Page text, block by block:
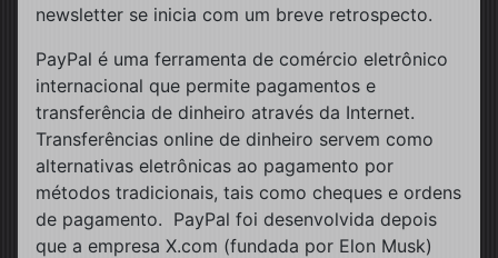
newsletter se inicia com um breve retrospecto.
PayPal é uma ferramenta de comércio eletrônico
internacional que permite pagamentos e
transferência de dinheiro através da Internet.
Transferências online de dinheiro servem como
alternativas eletrônicas ao pagamento por
métodos tradicionais, tais como cheques e ordens
de pagamento. PayPal foi desenvolvida depois
que a empresa X.com (fundada por Elon Musk)